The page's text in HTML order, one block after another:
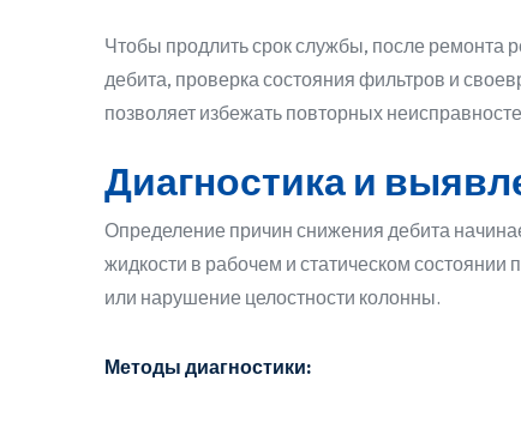
Чтобы продлить срок службы, после ремонта
дебита, проверка состояния фильтров и
позволяет избежать повторных
Диагностика и
Определение причин снижения дебита
жидкости в рабочем и статическом
или нарушение целостности колонны.
Методы диагностики: